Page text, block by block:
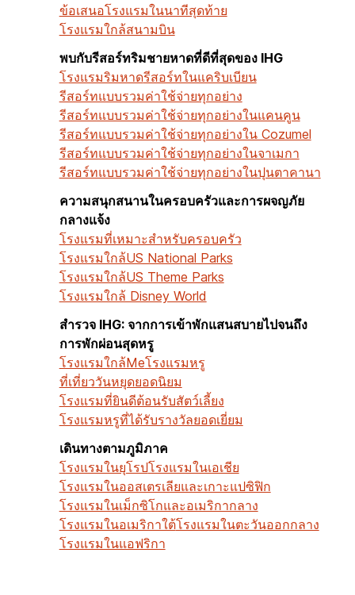
ข้อเสนอโรงแรมในนาทีสุดท้าย
โรงแรมใกล้สนามบิน
พบกับรีสอร์ทริมชายหาดที่ดีที่สุดของ IHG
โรงแรมริมหาดรีสอร์ทในแคริบเบียน
รีสอร์ทแบบรวมค่าใช้จ่ายทุกอย่าง
รีสอร์ทแบบรวมค่าใช้จ่ายทุกอย่างในแคนคูน
รีสอร์ทแบบรวมค่าใช้จ่ายทุกอย่างใน Cozumel
รีสอร์ทแบบรวมค่าใช้จ่ายทุกอย่างในจาเมกา
รีสอร์ทแบบรวมค่าใช้จ่ายทุกอย่างในปุนตาคานา
ความสนุกสนานในครอบครัวและการผจญภัย
กลางแจ้ง
โรงแรมที่เหมาะสำหรับครอบครัว
โรงแรมใกล้US National Parks
โรงแรมใกล้US Theme Parks
โรงแรมใกล้ Disney World
สำรวจ IHG: จากการเข้าพักแสนสบายไปจนถึง
การพักผ่อนสุดหรู
โรงแรมใกล้Meโรงแรมหรู
ที่เที่ยววันหยุดยอดนิยม
โรงแรมที่ยินดีต้อนรับสัตว์เลี้ยง
โรงแรมหรูที่ได้รับรางวัลยอดเยี่ยม
เดินทางตามภูมิภาค
โรงแรมในยุโรปโรงแรมในเอเชีย
โรงแรมในออสเตรเลียและเกาะแปซิฟิก
โรงแรมในเม็กซิโกและอเมริกากลาง
โรงแรมในอเมริกาใต้โรงแรมในตะวันออกกลาง
โรงแรมในแอฟริกา